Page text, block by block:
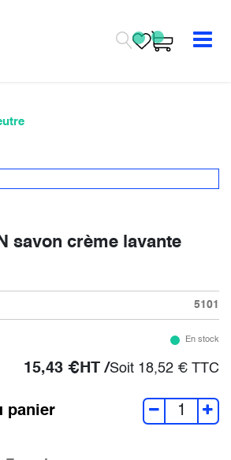
savon crème lavante
5101
En stock
15,43 €HT /Soit 18,52 € TTC
panier